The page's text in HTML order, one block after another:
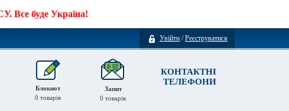
Все буде Україна!
Увійти /Реєструватися
КОНТАКТНІ
ТЕЛЕФОНИ
Запит
0 товарів
Блокнот
0 товарів